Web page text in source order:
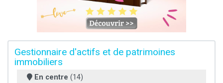
Gestionnaire d'actifs et de patrimoines
immobiliers
En centre (14)